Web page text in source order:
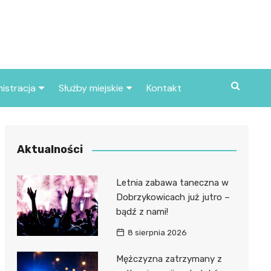
miasta
Służby miejskie
Policja
Kontakt
Aktualności
Letnia zabawa taneczna w
Dobrzykowicach już jutro –
bądź z nami!
8 sierpnia 2026
Mężczyzna zatrzymany z